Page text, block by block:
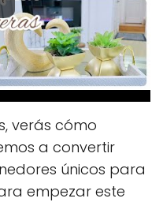
verás cómo
a convertir
únicos para
empezar este